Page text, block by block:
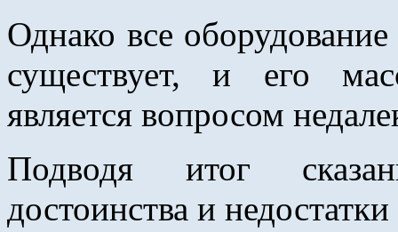
Однако все
существует, и его
является вопросом
Подводя итог
достоинства и